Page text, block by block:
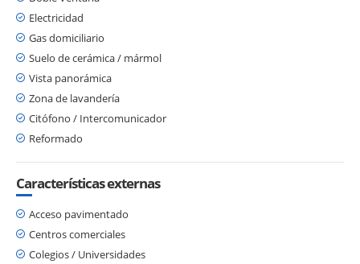
Electricidad
Gas domiciliario
Suelo de cerámica / mármol
Vista panorámica
Zona de lavandería
Citófono / Intercomunicador
Reformado
Características externas
Acceso pavimentado
Centros comerciales
Colegios / Universidades